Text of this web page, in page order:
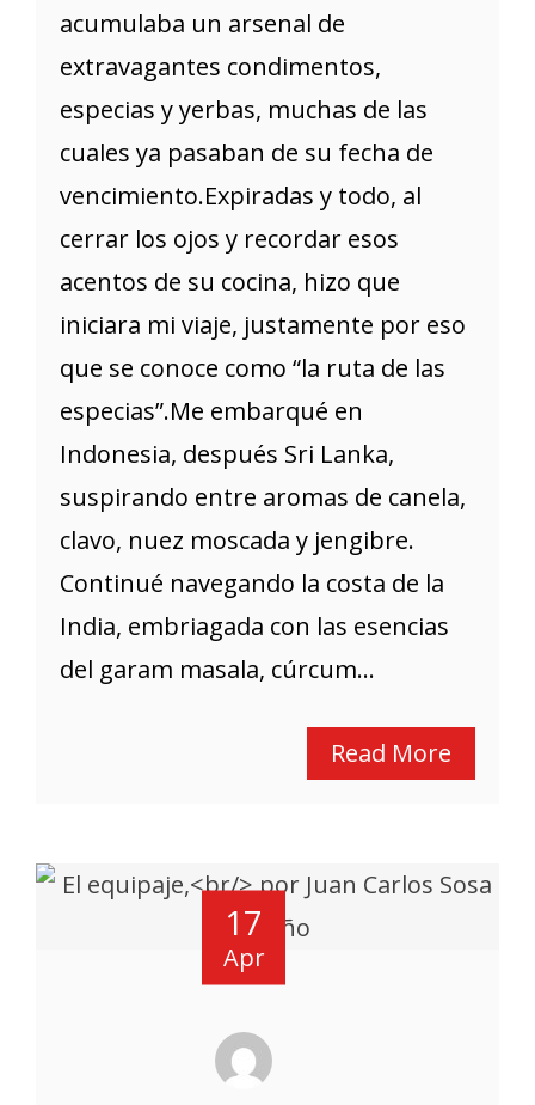
acumulaba un arsenal de
extravagantes condimentos,
especias y yerbas, muchas de las
cuales ya pasaban de su fecha de
vencimiento.Expiradas y todo, al
cerrar los ojos y recordar esos
acentos de su cocina, hizo que
iniciara mi viaje, justamente por eso
que se conoce como “la ruta de las
especias”.Me embarqué en
Indonesia, después Sri Lanka,
suspirando entre aromas de canela,
clavo, nuez moscada y jengibre.
Continué navegando la costa de la
India, embriagada con las esencias
del garam masala, cúrcum...
Read More
17
Apr